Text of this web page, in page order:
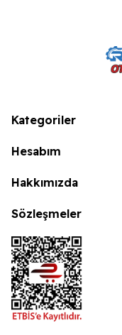
Kategoriler
Hesabım
Hakkımızda
Sözleşmeler